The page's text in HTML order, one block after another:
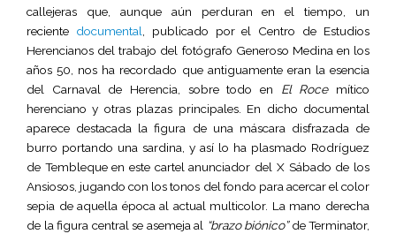
callejeras que, aunque aún perduran en el tiempo, un
reciente documental
, publicado por el Centro de Estudios
Herencianos del trabajo del fotógrafo Generoso Medina en los
años 50, nos ha recordado que antiguamente eran la esencia
del Carnaval de Herencia, sobre todo en El Rocemítico
herenciano y otras plazas principales. En dicho documental
aparece destacada la figura de una máscara disfrazada de
burro portando una sardina, y así lo ha plasmado Rodríguez
de Tembleque en este cartel anunciador del X Sábado de los
Ansiosos, jugando con los tonos del fondo para acercar el color
sepia de aquella época al actual multicolor. La mano derecha
de la figura central se asemeja al “brazo biónico”de Terminator,